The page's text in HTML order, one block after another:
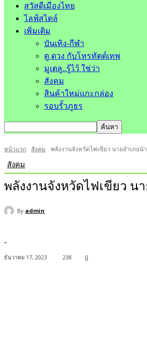
สวัสดีเมืองไทย
ไลฟ์สไตล์
เพิ่มเติม
บันเทิง-กีฬา
ดู ดวง กับโหรทัตต์เทพ
มูเตลู..รู้ไว้ ใช่ว่า
สังคม
สินค้าใหม่แกะกล่อง
รอบรั้วภูธร
หน้าแรก สังคม พลังงานจังหวัดไฟเขียว นายอำเภอน
สังคม
พลังงานจังหวัดไฟเขียว น
By admin
-
ธันวาคม 17, 2023 238 0